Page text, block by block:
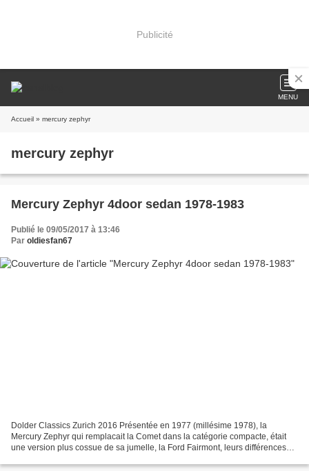
Publicité
MENU
Accueil » mercury zephyr
mercury zephyr
Mercury Zephyr 4door sedan 1978-1983
Publié le 09/05/2017 à 13:46
Par oldiesfan67
Dolder Classics Zurich 2016 Présentée en 1977 (millésime 1978), la
Mercury Zephyr qui remplacait la Comet dans la catégorie compacte, était
une version plus cossue de sa jumelle, la Ford Fairmont, leurs différences